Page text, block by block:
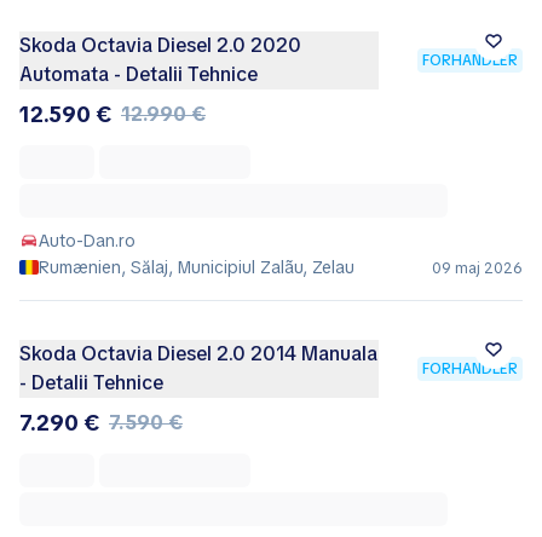
Skoda Octavia Diesel 2.0 2020
Automata - Detalii Tehnice
FORHANDLER
12.590 € 12.990 €
Auto-Dan.ro
Rumænien, Sălaj, Municipiul Zalãu, Zelau
09 maj 2026
Skoda Octavia Diesel 2.0 2014 Manuala
- Detalii Tehnice
FORHANDLER
7.290 € 7.590 €